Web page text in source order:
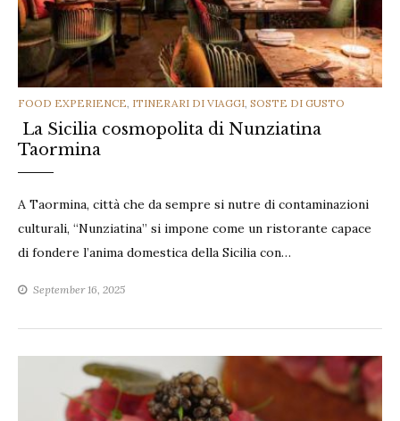
CATEGORIES
FOOD EXPERIENCE ITINERARI DI VIAGGI SOSTE DI GUSTO
La Sicilia cosmopolita di Nunziatina
Taormina
A Taormina, città che da sempre si nutre di contaminazioni
culturali, “Nunziatina” si impone come un ristorante capace
di fondere l’anima domestica della Sicilia con…
September 16, 2025